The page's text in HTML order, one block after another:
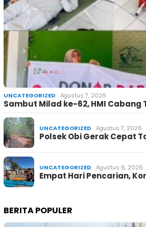
UNCATEGORIZED Agustus 7, 2026
Sambut Milad ke-62, HMI Cabang
UNCATEGORIZED Agustus 7, 2026
Polsek Obi Gerak Cepat
UNCATEGORIZED Agustus 6, 2026
Empat Hari Pencarian,
BERITA POPULER